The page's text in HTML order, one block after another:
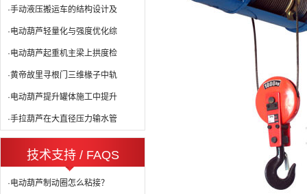
·手动液压搬运车的结构设计及
·电动葫芦轻量化与强度优化综
·电动葫芦起重机主梁上拱度检
·黄帝故里寻根门三维椽子中轨
·电动葫芦提升罐体施工中提升
·手拉葫芦在大直径压力输水管
技术支持 / FAQS
·电动葫芦制动圈怎么粘接？